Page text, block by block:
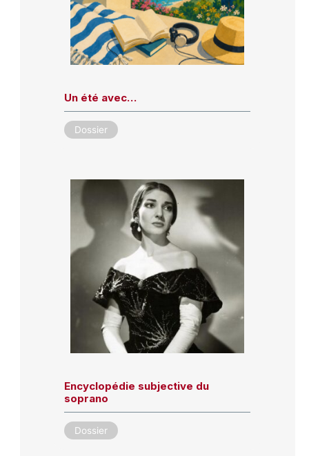
Un été avec…
Dossier
Encyclopédie subjective du
soprano
Dossier